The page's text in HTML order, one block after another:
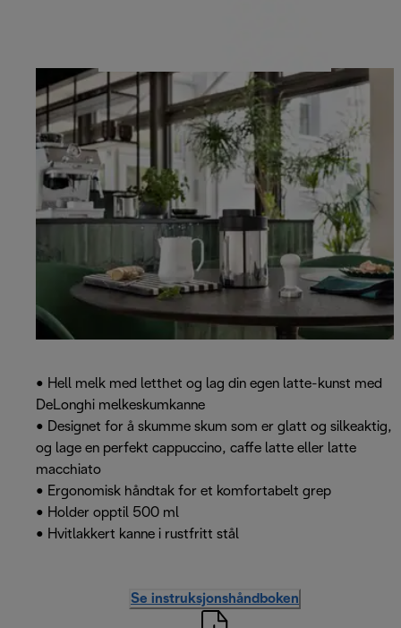
• Hell melk med letthet og lag din egen latte-kunst med
DeLonghi melkeskumkanne
• Designet for å skumme skum som er glatt og silkeaktig,
og lage en perfekt cappuccino, caffe latte eller latte
macchiato
• Ergonomisk håndtak for et komfortabelt grep
• Holder opptil 500 ml
• Hvitlakkert kanne i rustfritt stål
Se instruksjonshåndboken